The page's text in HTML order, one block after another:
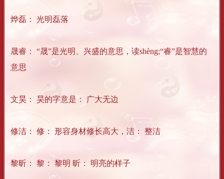
烨磊： 光明磊落
晟睿： “晟”是光明、兴盛的意思，读shèng;“睿”是智慧的
意思
文昊： 昊的字意是： 广大无边
修洁： 修： 形容身材修长高大，洁： 整洁
黎昕： 黎： 黎明 昕： 明亮的样子